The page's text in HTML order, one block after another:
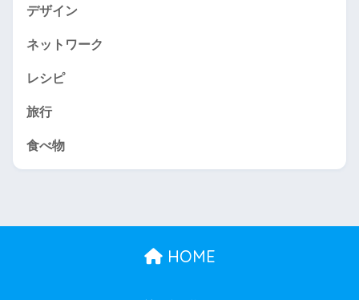
デザイン
ネットワーク
レシピ
旅行
食べ物
HOME